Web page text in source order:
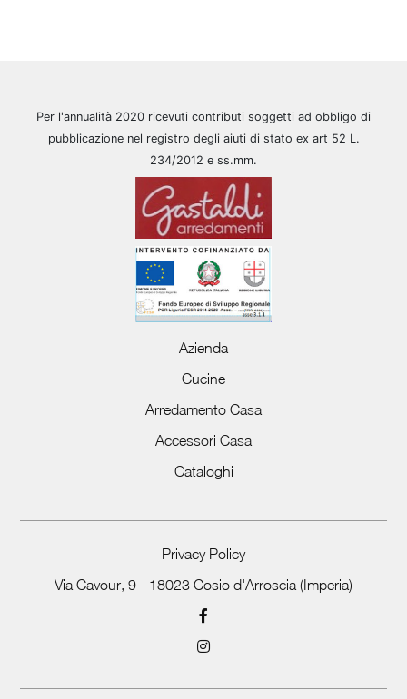
Per l'annualità 2020 ricevuti contributi soggetti ad obbligo di
pubblicazione nel registro degli aiuti di stato ex art 52 L.
234/2012 e ss.mm.
Azienda
Cucine
Arredamento Casa
Accessori Casa
Cataloghi
Privacy Policy
Via Cavour, 9 - 18023 Cosio d'Arroscia (Imperia)